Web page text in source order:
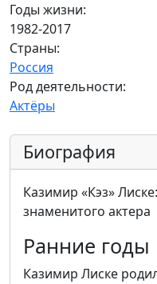
Годы жизни:
1982-2017
Страны:
Россия
Род деятельности:
Актёры
Биография
Казимир «Кэз»
знаменитого актера
Ранние годы
Казимир Лиске